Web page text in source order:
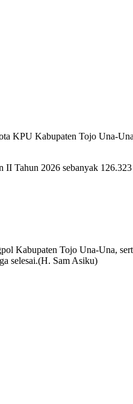
KPU Kabupaten Tojo Una-
Tahun 2026 sebanyak
Kabupaten Tojo Una-Una,
selesai.(H. Sam Asiku)